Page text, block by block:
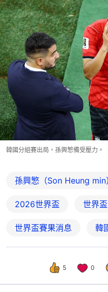
韓國分組賽出局，孫興慜備受壓力。
孫興慜（Son Heung min
2026世界盃 世界
世界盃賽果消息 韓
5 0